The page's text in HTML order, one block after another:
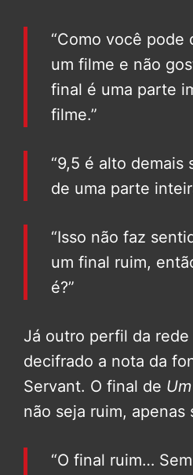
“Como você pode
um filme e não
final é uma parte
filme.”
“9,5 é alto demais
de uma parte
“Isso não faz
um final ruim,
é?”
Já outro perfil da
decifrado a nota da
Servant. O final de
não seja ruim, apenas
“O final ruim…